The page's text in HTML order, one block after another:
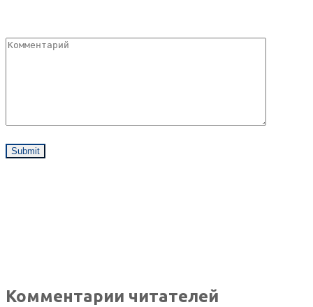
Комментарии читателей